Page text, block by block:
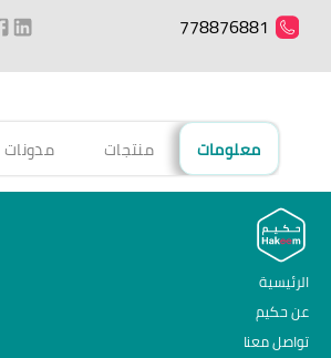
778876881
معلومات منتجات مدونات
الرئيسية
عن حكيم
تواصل معنا